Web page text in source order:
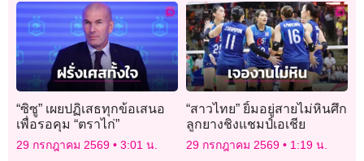
“ซิซู” เผยปฏิเสธทุกข้อเสนอ
เพื่อรอคุม “ตราไก่”
29 กรกฎาคม 2569 3:01 น.
“สาวไทย” ยิ้มอยู่สายไม่หินศึก
ลูกยางชิงแชมป์เอเชีย
29 กรกฎาคม 2569 1:19 น.